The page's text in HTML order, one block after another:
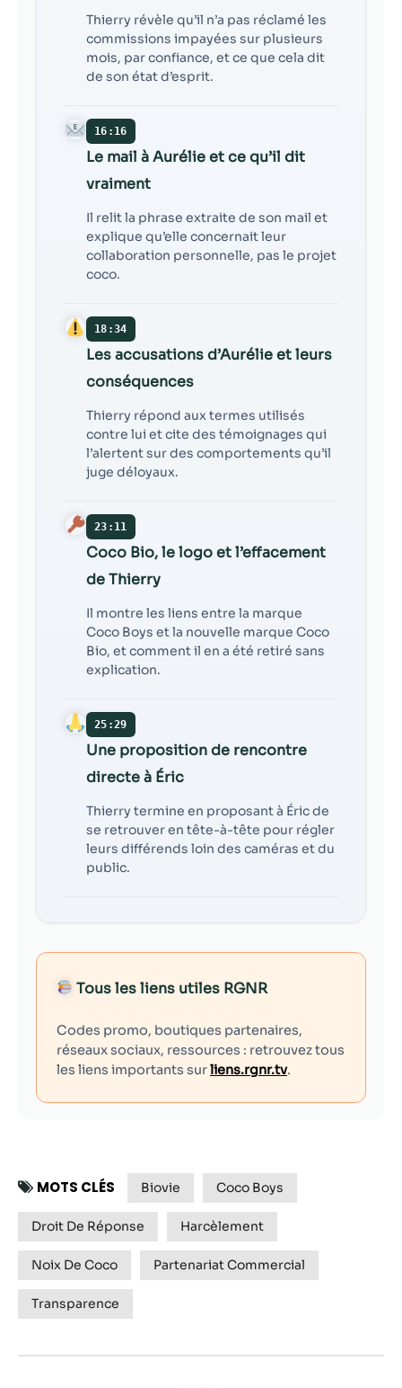
Thierry révèle qu’il n’a pas réclamé les
commissions impayées sur plusieurs
mois, par confiance, et ce que cela dit
de son état d’esprit.
16:16
Le mail à Aurélie et ce qu’il dit
vraiment
Il relit la phrase extraite de son mail et
explique qu’elle concernait leur
collaboration personnelle, pas le projet
coco.
18:34
Les accusations d’Aurélie et leurs
conséquences
Thierry répond aux termes utilisés
contre lui et cite des témoignages qui
l’alertent sur des comportements qu’il
juge déloyaux.
23:11
Coco Bio, le logo et l’effacement
de Thierry
Il montre les liens entre la marque
Coco Boys et la nouvelle marque Coco
Bio, et comment il en a été retiré sans
explication.
25:29
Une proposition de rencontre
directe à Éric
Thierry termine en proposant à Éric de
se retrouver en tête-à-tête pour régler
leurs différends loin des caméras et du
public.
Tous les liens utiles RGNR
Codes promo, boutiques partenaires,
réseaux sociaux, ressources : retrouvez tous
les liens importants surliens.rgnr.tv.
MOTS CLÉS Biovie Coco Boys
Droit De Réponse Harcèlement
Noix De Coco Partenariat Commercial
Transparence